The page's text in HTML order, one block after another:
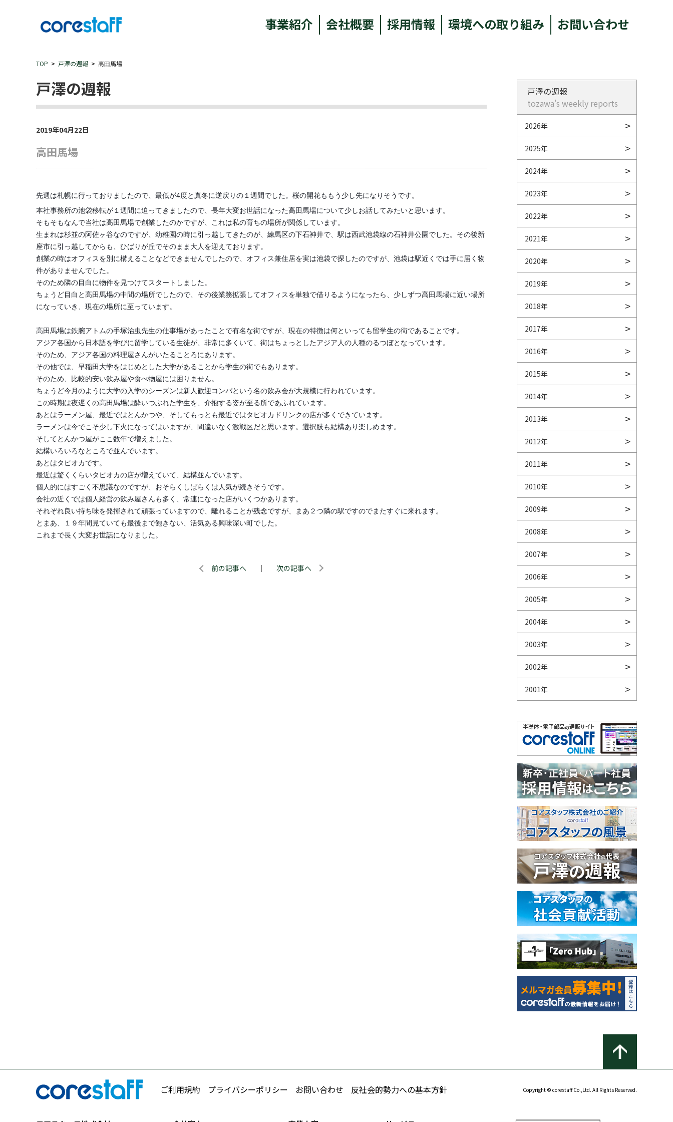
事業紹介 会社概要 採用情報 環境への取り組み お問い合わせ
TOP 戸澤の週報 高田馬場
戸澤の週報
2019年04月22日
高田馬場
先週は札幌に行っておりましたので、最低が4度と真冬に逆戻りの１週間でした。桜の開花ももう少し先になりそうです。
本社事務所の池袋移転が１週間に迫ってきましたので、長年大変お世話になった高田馬場について少しお話してみたいと思います。
そもそもなんで当社は高田馬場で創業したのかですが、これは私の育ちの場所が関係しています。
生まれは杉並の阿佐ヶ谷なのですが、幼稚園の時に引っ越してきたのが、練馬区の下石神井で、駅は西武池袋線の石神井公園でした。その後新
座市に引っ越してからも、ひばりが丘でそのまま大人を迎えております。
創業の時はオフィスを別に構えることなどできませんでしたので、オフィス兼住居を実は池袋で探したのですが、池袋は駅近くでは手に届く物
件がありませんでした。
そのため隣の目白に物件を見つけてスタートしました。
ちょうど目白と高田馬場の中間の場所でしたので、その後業務拡張してオフィスを単独で借りるようになったら、少しずつ高田馬場に近い場所
になっていき、現在の場所に至っています。
高田馬場は鉄腕アトムの手塚治虫先生の仕事場があったことで有名な街ですが、現在の特徴は何といっても留学生の街であることです。
アジア各国から日本語を学びに留学している生徒が、非常に多くいて、街はちょっとしたアジア人の人種のるつぼとなっています。
そのため、アジア各国の料理屋さんがいたることろにあります。
その他では、早稲田大学をはじめとした大学があることから学生の街でもあります。
そのため、比較的安い飲み屋や食べ物屋には困りません。
ちょうど今月のように大学の入学のシーズンは新人歓迎コンパという名の飲み会が大規模に行われています。
この時期は夜遅くの高田馬場は酔いつぶれた学生を、介抱する姿が至る所であふれています。
あとはラーメン屋、最近ではとんかつや、そしてもっとも最近ではタピオカドリンクの店が多くできています。
ラーメンは今でこそ少し下火になってはいますが、間違いなく激戦区だと思います。選択肢も結構あり楽しめます。
そしてとんかつ屋がここ数年で増えました。
結構いろいろなところで並んでいます。
あとはタピオカです。
最近は驚くくらいタピオカの店が増えていて、結構並んでいます。
個人的にはすごく不思議なのですが、おそらくしばらくは人気が続きそうです。
会社の近くでは個人経営の飲み屋さんも多く、常連になった店がいくつかあります。
それぞれ良い持ち味を発揮されて頑張っていますので、離れることが残念ですが、まあ２つ隣の駅ですのでまたすぐに来れます。
とまあ、１９年間見ていても最後まで飽きない、活気ある興味深い町でした。
これまで長く大変お世話になりました。
前の記事へ ｜ 次の記事へ
戸澤の週報
tozawa's weekly reports
2026年
2025年
2024年
2023年
2022年
2021年
2020年
2019年
2018年
2017年
2016年
2015年
2014年
2013年
2012年
2011年
2010年
2009年
2008年
2007年
2006年
2005年
2004年
2003年
2002年
2001年
ご利用規約 プライバシーポリシー お問い合わせ 反社会的勢力への基本方針 Copyright © corestaff Co.,Ltd. All Rights Reserved.